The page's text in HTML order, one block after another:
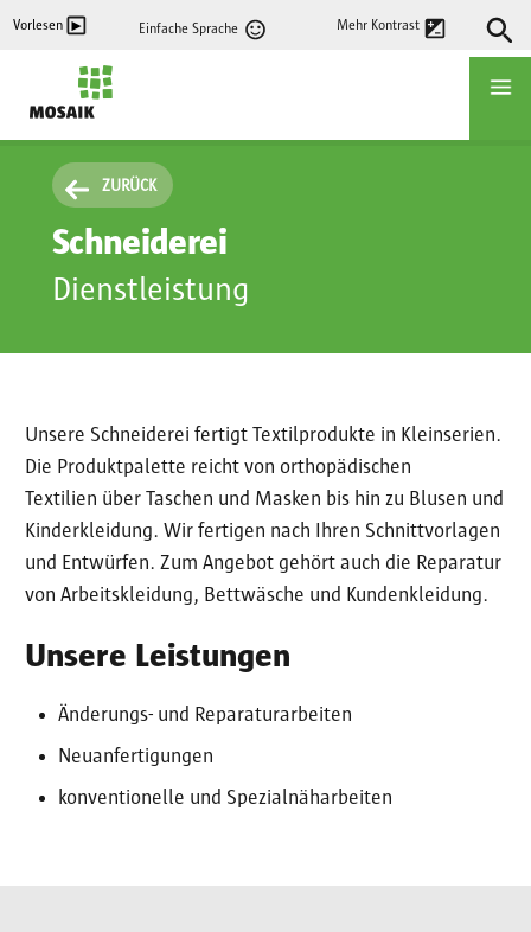
Vorlesen Einfache Sprache Mehr Kontrast
ZURÜCK
Schneiderei
Dienstleistung
Unsere Schneiderei fertigt Textilprodukte in Kleinserien.
Die Produktpalette reicht von orthopädischen
Textilien über Taschen und Masken bis hin zu Blusen und
Kinderkleidung. Wir fertigen nach Ihren Schnittvorlagen
und Entwürfen. Zum Angebot gehört auch die Reparatur
von Arbeitskleidung, Bettwäsche und Kundenkleidung.
Unsere Leistungen
Änderungs- und Reparaturarbeiten
Neuanfertigungen
konventionelle und Spezialnäharbeiten